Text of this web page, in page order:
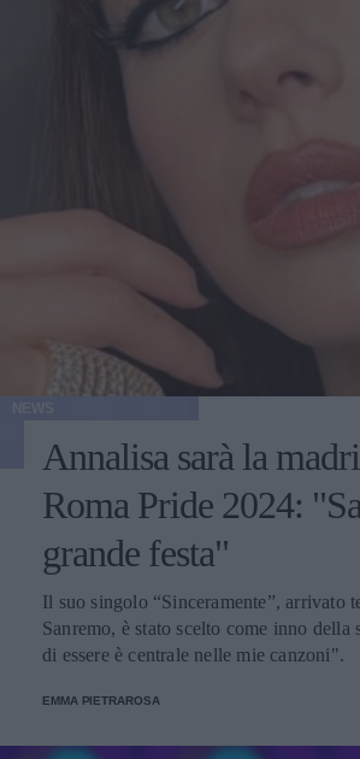
Annalisa sarà la
Roma Pride 2024:
grande festa"
Il suo singolo “Sinceramente”, arrivato
Sanremo, è stato scelto come inno
di essere è centrale nelle mie canzoni".
EMMA PIETRAROSA